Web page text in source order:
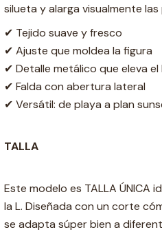
silueta y alarga visualmente las
✔ Tejido suave y fresco
✔ Ajuste que moldea la figura
✔ Detalle metálico que eleva el
✔ Falda con abertura lateral
✔ Versátil: de playa a plan
TALLA
Este modelo es TALLA ÚNICA
la L. Diseñada con un corte
se adapta súper bien a